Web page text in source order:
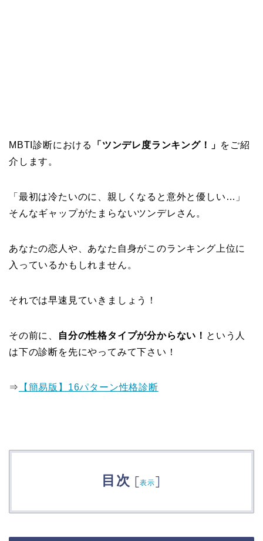
MBTI診断における 「ツンデレ度ランキング！」 をご紹
介します。
「最初は冷たいのに、親しくなると意外と優しい…」
そんなギャップがたまらないツンデレさん。
あなたの恋人や、あなた自身がこのランキング上位に
入っているかもしれません。
それでは早速見ていきましょう！
その前に、 自分の性格タイプが分からない！ という人
は下の診断を先にやってみて下さい！
⇒ 【簡易版】16パターン性格診断
目次 [表示]